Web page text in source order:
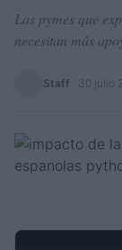
Las pymes que
necesitan más
Staff 30 julio